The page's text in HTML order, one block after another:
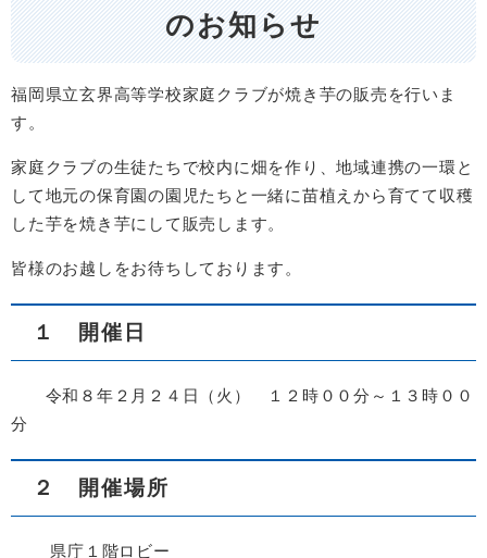
のお知らせ
福岡県立玄界高等学校家庭クラブが焼き芋の販売を行いま
す。
家庭クラブの生徒たちで校内に畑を作り、地域連携の一環と
して地元の保育園の園児たちと一緒に苗植えから育てて収穫
した芋を焼き芋にして販売します。
皆様のお越しをお待ちしております。
１ 開催日
令和８年２月２４日（火） １２時００分～１３時００
分
２ 開催場所
県庁１階ロビー